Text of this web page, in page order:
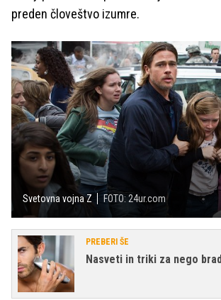
preden človeštvo izumre.
Svetovna vojna Z FOTO: 24ur.com
PREBERI ŠE
Nasveti in triki za nego